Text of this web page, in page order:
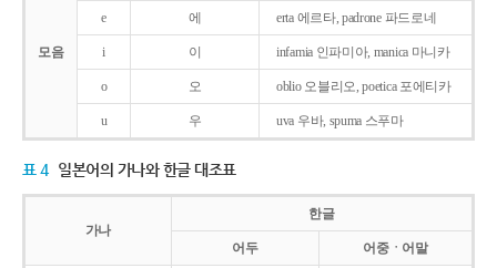
모음
e 에 erta 에르타, padrone 파드로네
i 이 infamia 인파미아, manica 마니카
o 오 oblio 오블리오, poetica 포에티카
u 우 uva 우바, spuma 스푸마
표 4 일본어의 가나와 한글 대조표
가나
한글
어두 어중ㆍ어말